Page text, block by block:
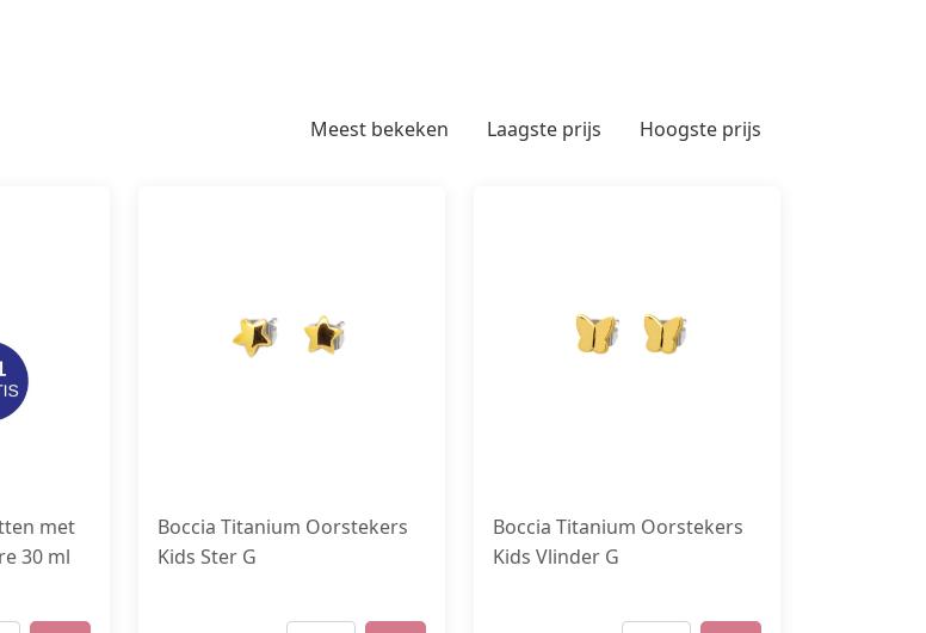
Meest bekeken Laagste prijs Hoogste prijs
met
30 ml
Boccia Titanium Oorstekers
Kids Ster G
Boccia Titanium Oorstekers
Kids Vlinder G